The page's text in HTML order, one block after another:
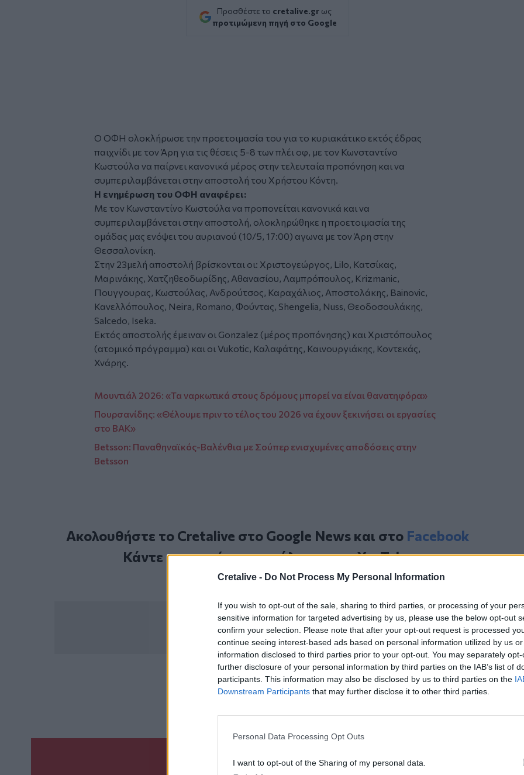
Cretalive - Do Not Process My Personal Information
If you wish to opt-out of the sale, sharing to third parties, or processing of your
sensitive information for targeted advertising by us, please use the below opt-out
confirm your selection. Please note that after your opt-out request is processed
continue seeing interest-based ads based on personal information utilized by us
information disclosed to third parties prior to your opt-out. You may separately
further disclosure of your personal information by third parties on the IAB’s list of
participants. This information may also be disclosed by us to third parties on the
Downstream Participants that may further disclose it to other third parties.
Personal Data Processing Opt Outs
I want to opt-out of the Sharing of my personal data.
Προσθέστε το cretalive.gr ως
προτιμώμενη πηγή στο Google
O ΟΦΗ ολοκλήρωσε την προετοιμασία του για το κυριακάτικο εκτός έδρας
παιχνίδι με τον Άρη για τις θέσεις 5-8 των πλέι οφ, με τον Κωνσταντίνο
Κωστούλα να παίρνει κανονικά μέρος στην τελευταία προπόνηση και να
συμπεριλαμβάνεται στην αποστολή του Χρήστου Κόντη.
Η ενημέρωση του ΟΦΗ αναφέρει:
Με τον Κωνσταντίνο Κωστούλα να προπονείται κανονικά και να
συμπεριλαμβάνεται στην αποστολή, ολοκληρώθηκε η προετοιμασία της
ομάδας μας ενόψει του αυριανού (10/5, 17:00) αγωνα με τον Άρη στην
Θεσσαλονίκη.
Στην 23μελή αποστολή βρίσκονται οι: Χριστογεώργος, Lilo, Κατσίκας,
Μαρινάκης, Χατζηθεοδωρίδης, Αθανασίου, Λαμπρόπουλος, Krizmanic,
Πουγγουρας, Κωστούλας, Ανδρούτσος, Καραχάλιος, Αποστολάκης, Bainovic,
Κανελλόπουλος, Neira, Romano, Φούντας, Shengelia, Nuss, Θεοδοσουλάκης,
Salcedo, Iseka.
Εκτός αποστολής έμειναν οι Gonzalez (μέρος προπόνησης) και Χριστόπουλος
(ατομικό πρόγραμμα) και οι Vukotic, Καλαφάτης, Καινουργιάκης, Κοντεκάς,
Χνάρης.
Μουντιάλ 2026: «Τα ναρκωτικά στους δρόμους μπορεί να είναι θανατηφόρα»
Πουρσανίδης: «Θέλουμε πριν το τέλος του 2026 να έχουν ξεκινήσει οι εργασίες
στο ΒΑΚ»
Betsson: Παναθηναϊκός-Βαλένθια με Σούπερ ενισχυμένες αποδόσεις στην
Betsson
Ακολουθήστε το Cretalive στο Google Newsκαι στο Facebook
Κάντε εγγραφή στο κανάλι μας στοYouTube
ΣΧΕΤΙΚΆ TAGS
Γίνε ο ρεπόρτερ του CRETALIVE